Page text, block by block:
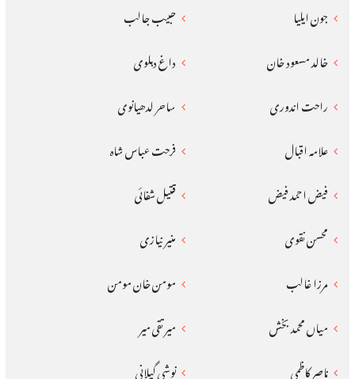
جون ایلیا
حبیب جالب
خالد مسعود خان
داغ دہلوی
راحت اندوری
ساحر لدھیانوی
علامہ اقبال
فرحت عباس شاہ
فیض احمد فیض
قتیل شفائی
محسن نقوی
منیر نیازی
مرزا غالب
مومن خان مومن
میاں محمد بخش
میر تقی میر
ناصر کاظمی
نوشی گیلانی